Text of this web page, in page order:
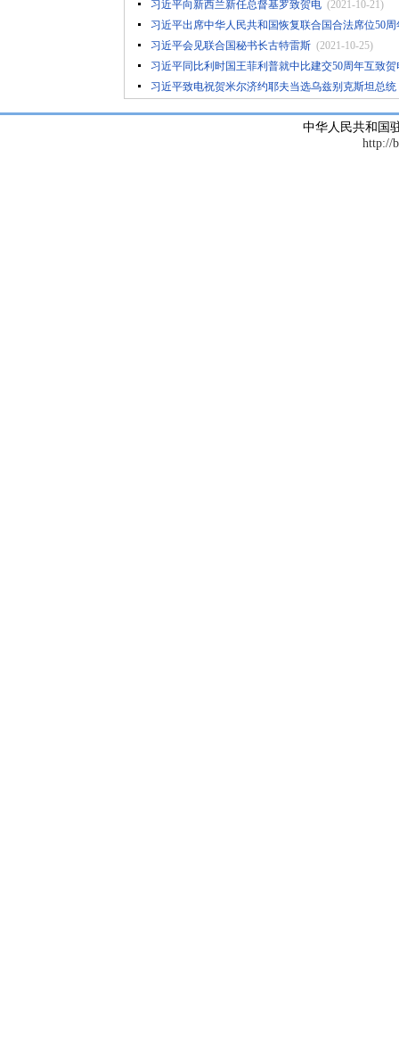
习近平向新西兰新任总督基罗致贺电 (2021-10-21)
习近平出席中华人民共和国恢复联合国合法席位50
习近平会见联合国秘书长古特雷斯 (2021-10-25)
习近平同比利时国王菲利普就中比建交50周年互致
习近平致电祝贺米尔济约耶夫当选乌兹别克斯坦总统
中华人民共和国
http://